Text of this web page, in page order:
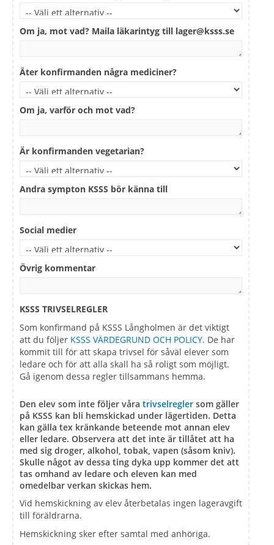
Om ja, mot vad? Maila läkarintyg till lager@ksss.se
Äter konfirmanden några mediciner?
Om ja, varför och mot vad?
Är konfirmanden vegetarian?
Andra sympton KSSS bör känna till
Social medier
Övrig kommentar
KSSS TRIVSELREGLER
Som konfirmand på KSSS Långholmen är det viktigt
att du följer KSSS VÄRDEGRUND OCH POLICY. De har
kommit till för att skapa trivsel för såväl elever som
ledare och för att alla skall ha så roligt som möjligt.
Gå igenom dessa regler tillsammans hemma.
Den elev som inte följer våra trivselregler som gäller
på KSSS kan bli hemskickad under lägertiden. Detta
kan gälla tex kränkande beteende mot annan elev
eller ledare. Observera att det inte är tillåtet att ha
med sig droger, alkohol, tobak, vapen (såsom kniv).
Skulle något av dessa ting dyka upp kommer det att
tas omhand av ledare och eleven kan med
omedelbar verkan skickas hem.
Vid hemskickning av elev återbetalas ingen lageravgift
till föräldrarna.
Hemskickning sker efter samtal med anhöriga.